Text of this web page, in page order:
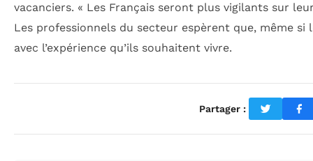
vacanciers. « Les Français seront plus vigilants sur
Les professionnels du secteur espèrent que, même
avec l’expérience qu’ils souhaitent vivre.
Partager :